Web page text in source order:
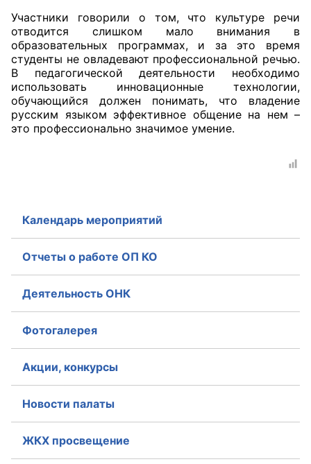
Порядок работы ЦОН
Аппарат ОП КО
УСТАВ ГКУ “АППАРАТ ОП КО”
Доходы руководителя за 2024 г.
Участники говорили о том, что культуре речи
отводится слишком мало внимания в
образовательных программах, и за это время
студенты не овладевают профессиональной речью.
В педагогической деятельности необходимо
использовать инновационные технологии,
обучающийся должен понимать, что владение
русским языком эффективное общение на нем –
это профессионально значимое умение.
Календарь мероприятий
Отчеты о работе ОП КО
Деятельность ОНК
Фотогалерея
Акции, конкурсы
Новости палаты
ЖКХ просвещение